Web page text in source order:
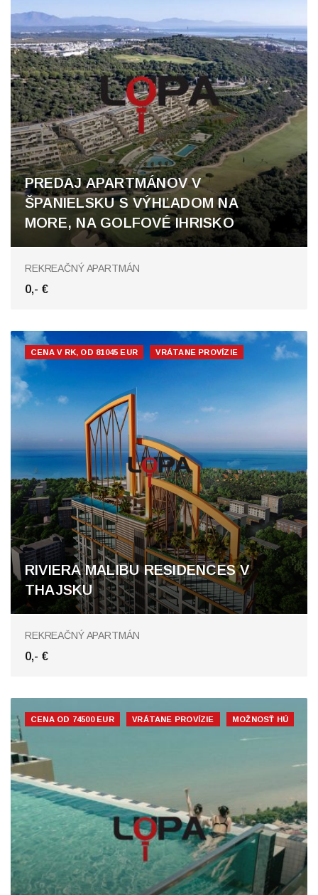
PREDAJ APARTMÁNOV V
ŠPANIELSKU S VÝHĽADOM NA
MORE, NA GOLFOVÉ IHRISKO
Costa del Sol
REKREAČNÝ APARTMÁN
0,- €
CENA V RK, OD 81045 EUR VRÁTANE PROVÍZIE
RIVIERA MALIBU RESIDENCES V
THAJSKU
Pattaya
REKREAČNÝ APARTMÁN
0,- €
CENA OD 74500 EUR VRÁTANE PROVÍZIE MOŽNOSŤ HÚ